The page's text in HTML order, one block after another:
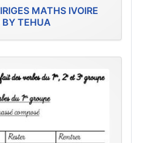
MATHS IVOIRE
BY TEHUA